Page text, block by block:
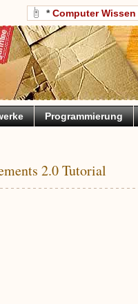
*Computer Wissen
Programmierung
2.0 Tutorial